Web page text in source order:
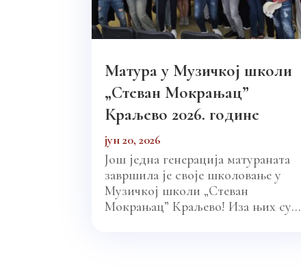
Матура у Музичкој школи
„Стеван Мокрањац”
Краљево 2026. године
јун 20, 2026
Још једна генерација матураната
завршила је своје школовање у
Музичкој школи „Стеван
Мокрањац” Краљево! Иза њих су...